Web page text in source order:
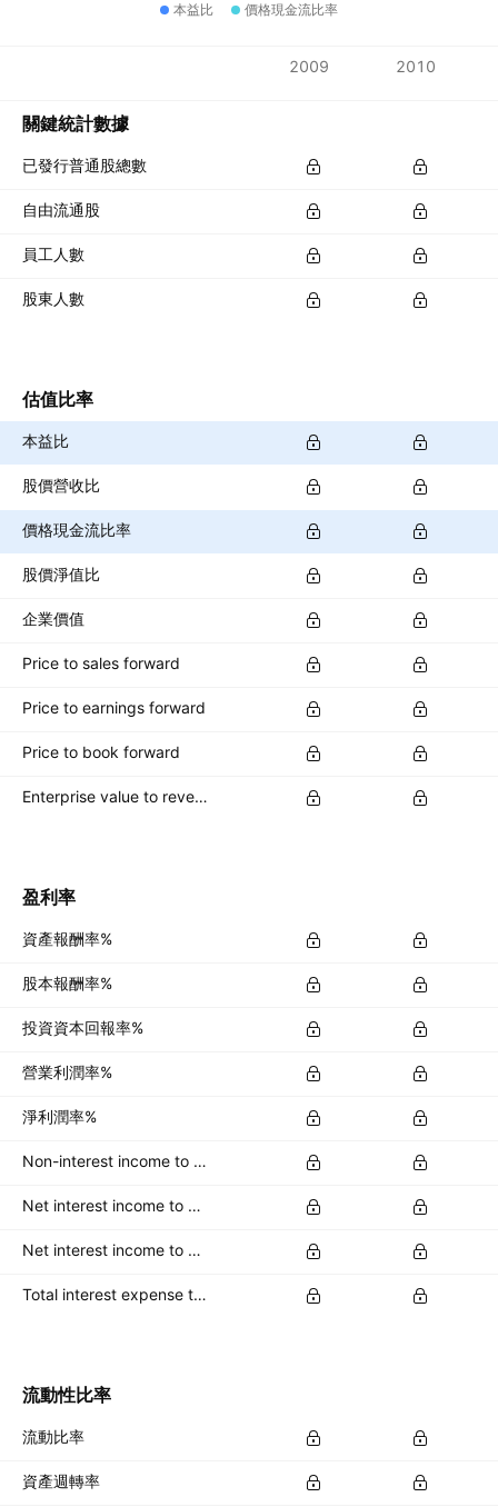
本益比
價格現金流比率
2009 2010
關鍵統計數據
已發行普通股總數
自由流通股
員工人數
股東人數
估值比率
本益比
股價營收比
價格現金流比率
股價淨值比
企業價值
Price to sales forward
Price to earnings forward
Price to book forward
Enterprise value to revenue forward
盈利率
資產報酬率%
股本報酬率%
投資資本回報率%
營業利潤率%
淨利潤率%
Non-interest income to total revenue %
Net interest income to average total deposits %
Net interest income to earning assets %
Total interest expense to interest bearing liabs %
流動性比率
流動比率
資產週轉率